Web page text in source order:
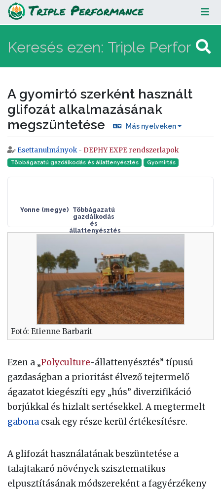
A gyomirtó szerként használt
glifozát alkalmazásának
megszüntetése
A gyomirtó szerként használt
glifozát alkalmazásának
megszüntetése
Más nyelveken
Ugrás:navigáció,keresés
Esettanulmányok- DEPHY EXPE rendszerlapok
Többágazatú gazdálkodás és állattenyésztés Gyomirtás
Yonne (megye)
Többágazatú
gazdálkodás
és
állattenyésztés
Fotó: Etienne Barbarit
Ezen a „Polyculture-állattenyésztés” típusú
gazdaságban a prioritást élvező tejtermelő
ágazatot kiegészíti egy „hús” diverzifikáció
borjúkkal és hizlalt sertésekkel. A megtermelt
gabona csak egy része kerül értékesítésre.
A glifozát használatának beszüntetése a
talajtakaró növények szisztematikus
elpusztításának módszereként a fagyérzékeny